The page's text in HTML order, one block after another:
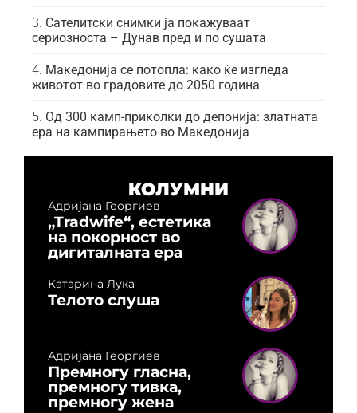
Сателитски снимки ја покажуваат
сериозноста – Дунав пред и по сушата
Македонија се потопла: како ќе изгледа
животот во градовите до 2050 година
Од 300 камп-приколки до депонија: златната
ера на кампирањето во Македонија
КОЛУМНИ
Адријана Георгиев
„Tradwife“, естетика
на покорност во
дигиталната ера
Катарина Лука
Телото слуша
Адријана Георгиев
Премногу гласна,
премногу тивка,
премногу жена